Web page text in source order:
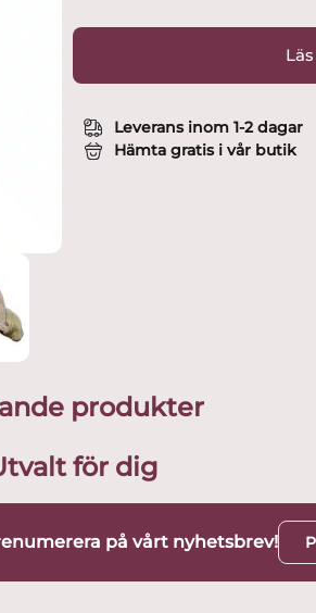
Larson
Leverans inom 1-2 dagar
Hämta gratis i vår butik
produkter
för dig
på vårt nyhetsbrev!